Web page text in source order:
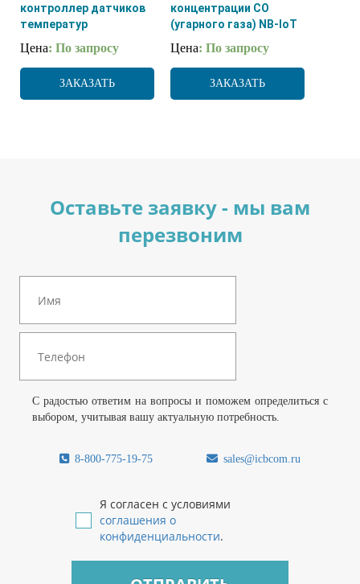
контроллер датчиков
температур
Цена: По запросу
ЗАКАЗАТЬ
концентрации CO
(угарного газа) NB-IoT
Цена: По запросу
ЗАКАЗАТЬ
Оставьте заявку - мы вам
перезвоним
С радостью ответим на вопросы и поможем определиться с
выбором, учитывая вашу актуальную потребность.
8-800-775-19-75 sales@icbcom.ru
Я согласен с условиями
соглашения о
конфиденциальности.